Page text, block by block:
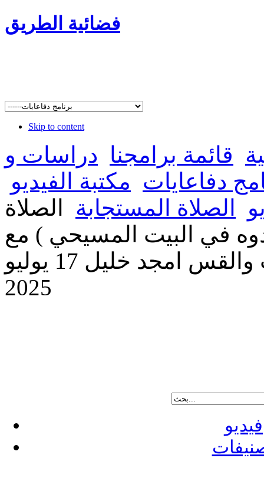
فضائية الطريق
Skip to content
قائمة برامجنا دراسات و
دفاعايات مكتبة الفيديو
الصلاة المستجابة
الصلاة
في البيت المسيحي ) مع
الاخت رفقه بخيت والقس امجد خليل 17 يوليو
2025
فيديو